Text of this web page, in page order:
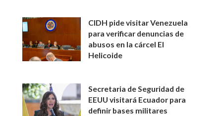
CIDH pide visitar Venezuela
para verificar denuncias de
abusos en la cárcel El
Helicoide
Secretaria de Seguridad de
EEUU visitará Ecuador para
definir bases militares